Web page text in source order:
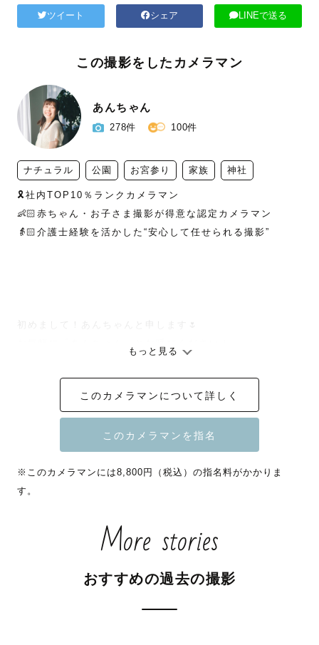
ツイート シェア LINEで送る
この撮影をしたカメラマン
あんちゃん
278件 100件
ナチュラル 公園 お宮参り 家族 神社
🎗️社内TOP10％ランクカメラマン
👶🏻赤ちゃん・お子さま撮影が得意な認定カメラマン
👵🏻介護士経験を活かした“安心して任せられる撮影”
予約欄が「×」でも場所、時間帯によっては対応可能な場合
がございます。
ご相談くださいませ！
【 あんちゃん🌷自己紹介 】
全国出張✈️OK！（※交通費要相談※）
もっと見る
このカメラマンについて詳しく
※このカメラマンには8,800円（税込）の指名料がかかりま
す。
More stories
おすすめの過去の撮影